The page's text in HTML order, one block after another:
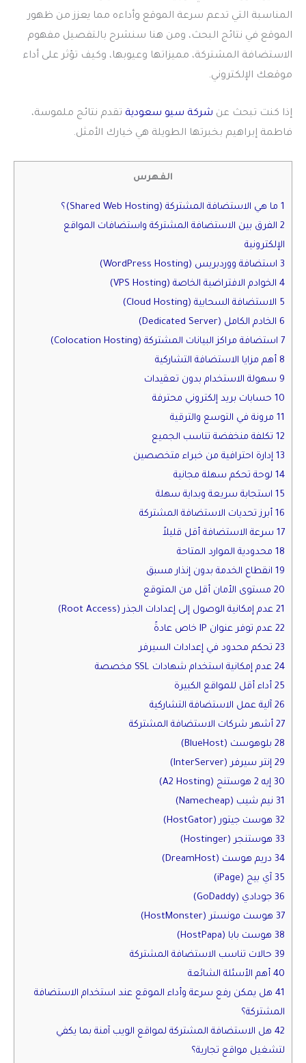
المناسبة التي تدعم سرعة الموقع وأداءه مما يعزز من ظهور
الموقع في نتائج البحث، ومن هنا سنشرح بالتفصيل مفهوم
الاستضافة المشتركة، مميزاتها وعيوبها، وكيف تؤثر على أداء
موقعك الإلكتروني.
إذا كنت تبحث عن شركة سيو سعودية تقدم نتائج ملموسة،
فاطمة إبراهيم بخبرتها الطويلة هي خيارك الأمثل.
الفهرس
1 ما هي الاستضافة المشتركة (Shared Web Hosting)؟
2 الفرق بين الاستضافة المشتركة واستضافات المواقع
الإلكترونية
3 استضافة ووردبريس (WordPress Hosting)
4 الخوادم الافتراضية الخاصة (VPS Hosting)
5 الاستضافة السحابية (Cloud Hosting)
6 الخادم الكامل (Dedicated Server)
7 استضافة مراكز البيانات المشتركة (Colocation Hosting)
8 أهم مزايا الاستضافة التشاركية
9 سهولة الاستخدام بدون تعقيدات
10 حسابات بريد إلكتروني محترفة
11 مرونة في التوسع والترقية
12 تكلفة منخفضة تناسب الجميع
13 إدارة احترافية من خبراء متخصصين
14 لوحة تحكم سهلة مجانية
15 استجابة سريعة وبداية سهلة
16 أبرز تحديات الاستضافة المشتركة
17 سرعة الاستضافة أقل قليلاً
18 محدودية الموارد المتاحة
19 انقطاع الخدمة بدون إنذار مسبق
20 مستوى الأمان أقل من المتوقع
21 عدم إمكانية الوصول إلى إعدادات الجذر (Root Access)
22 عدم توفر عنوان IP خاص عادةً
23 تحكم محدود في إعدادات السيرفر
24 عدم إمكانية استخدام شهادات SSL مخصصة
25 أداء أقل للمواقع الكبيرة
26 آلية عمل الاستضافة التشاركية
27 أشهر شركات الاستضافة المشتركة
28 بلوهوست (BlueHost)
29 إنتر سيرفر (InterServer)
30 إيه 2 هوستنج (A2 Hosting)
31 نيم شيب (Namecheap)
32 هوست جيتور (HostGator)
33 هوستنجر (Hostinger)
34 دريم هوست (DreamHost)
35 آي بيج (iPage)
36 جودادي (GoDaddy)
37 هوست مونستر (HostMonster)
38 هوست بابا (HostPapa)
39 حالات تناسب الاستضافة المشتركة
40 أهم الأسئلة الشائعة
41 هل يمكن رفع سرعة وأداء الموقع عند استخدام الاستضافة
المشتركة؟
42 هل الاستضافة المشتركة لمواقع الويب آمنة بما يكفي
لتشغيل مواقع تجارية؟